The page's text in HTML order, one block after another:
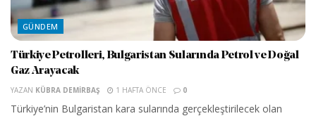
GÜNDEM
Türkiye Petrolleri, Bulgaristan Sularında Petrol ve Doğal
Gaz Arayacak
YAZAN KÜBRA DEMIRBAŞ 1 HAFTA ÖNCE 0
Türkiye’nin Bulgaristan kara sularında gerçekleştirilecek olan